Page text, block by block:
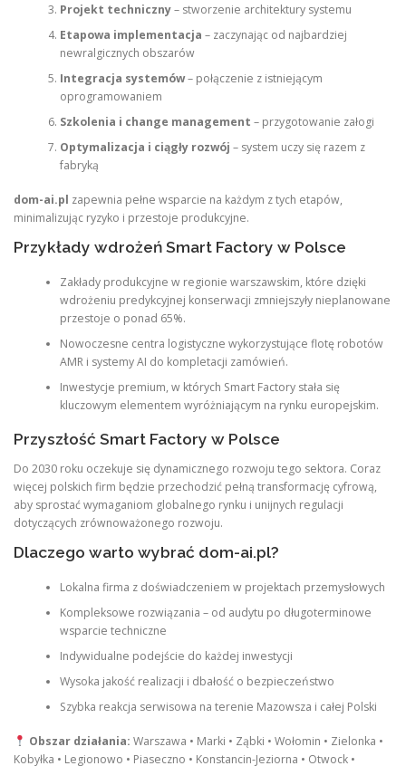
Projekt techniczny– stworzenie architektury systemu
Etapowa implementacja – zaczynając od najbardziej
newralgicznych obszarów
Integracja systemów– połączenie z istniejącym
oprogramowaniem
Szkolenia i change management – przygotowanie załogi
Optymalizacja i ciągły rozwój – system uczy się razem z
fabryką
dom-ai.pl zapewnia pełne wsparcie na każdym z tych etapów,
minimalizując ryzyko i przestoje produkcyjne.
Przykłady wdrożeń Smart Factory w Polsce
Zakłady produkcyjne w regionie warszawskim, które dzięki
wdrożeniu predykcyjnej konserwacji zmniejszyły nieplanowane
przestoje o ponad 65%.
Nowoczesne centra logistyczne wykorzystujące flotę robotów
AMR i systemy AI do kompletacji zamówień.
Inwestycje premium, w których Smart Factory stała się
kluczowym elementem wyróżniającym na rynku europejskim.
Przyszłość Smart Factory w Polsce
Do 2030 roku oczekuje się dynamicznego rozwoju tego sektora. Coraz
więcej polskich firm będzie przechodzić pełną transformację cyfrową,
aby sprostać wymaganiom globalnego rynku i unijnych regulacji
dotyczących zrównoważonego rozwoju.
Dlaczego warto wybrać dom-ai.pl?
Lokalna firma z doświadczeniem w projektach przemysłowych
Kompleksowe rozwiązania – od audytu po długoterminowe
wsparcie techniczne
Indywidualne podejście do każdej inwestycji
Wysoka jakość realizacji i dbałość o bezpieczeństwo
Szybka reakcja serwisowa na terenie Mazowsza i całej Polski
Obszar działania: Warszawa • Marki • Ząbki • Wołomin • Zielonka •
Kobyłka • Legionowo • Piaseczno • Konstancin-Jeziorna • Otwock •